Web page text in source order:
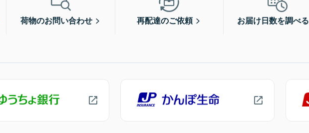
荷物のお問い合わせ 再配達のご依頼 お届け日数を調べる